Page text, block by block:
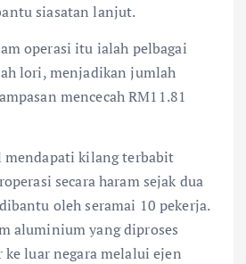
siasatan lanjut.
operasi itu ialah pelbagai
lori, menjadikan jumlah
mencecah RM11.81
mendapati kilang terbabit
secara haram sejak dua
oleh seramai 10 pekerja.
aluminium yang diproses
luar negara melalui ejen